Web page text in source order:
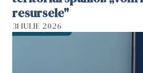
resursele"
31 IULIE 2026